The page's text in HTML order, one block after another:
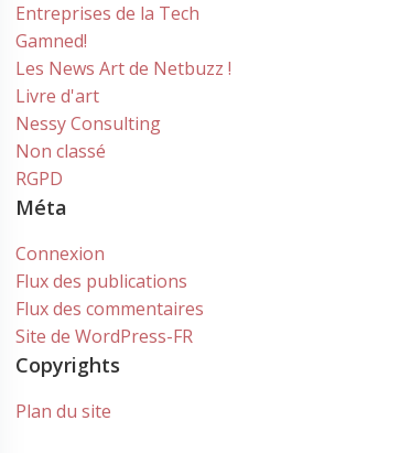
Entreprises de la Tech
Gamned!
Les News Art de Netbuzz !
Livre d'art
Nessy Consulting
Non classé
RGPD
Méta
Connexion
Flux des publications
Flux des commentaires
Site de WordPress-FR
Copyrights
Plan du site